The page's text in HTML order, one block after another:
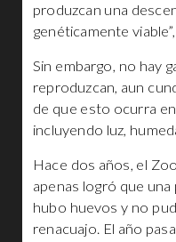
produzcan una
genéticamente
Sin embargo, no hay
reproduzcan, aun
de que esto ocurra
incluyendo luz,
Hace dos años, el
apenas logró que
hubo huevos y no
renacuajo. El año